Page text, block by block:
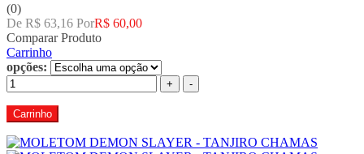
(0)
De R$ 63,16 PorR$ 60,00
Comparar Produto
Carrinho
opções:
+ -
Carrinho